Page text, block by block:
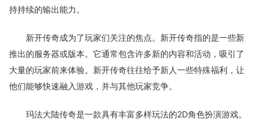
持持续的输出能力。
新开传奇成为了玩家们关注的焦点。新开传奇指的是一些新
推出的服务器或版本。它通常包含许多新的内容和活动，吸引了
大量的玩家前来体验。新开传奇往往给予新人一些特殊福利，让
他们能够快速融入游戏，并与其他玩家竞争。
玛法大陆传奇是一款具有丰富多样玩法的2D角色扮演游戏。